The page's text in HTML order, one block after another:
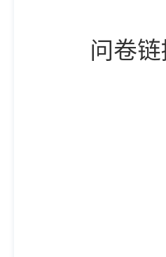
问卷链